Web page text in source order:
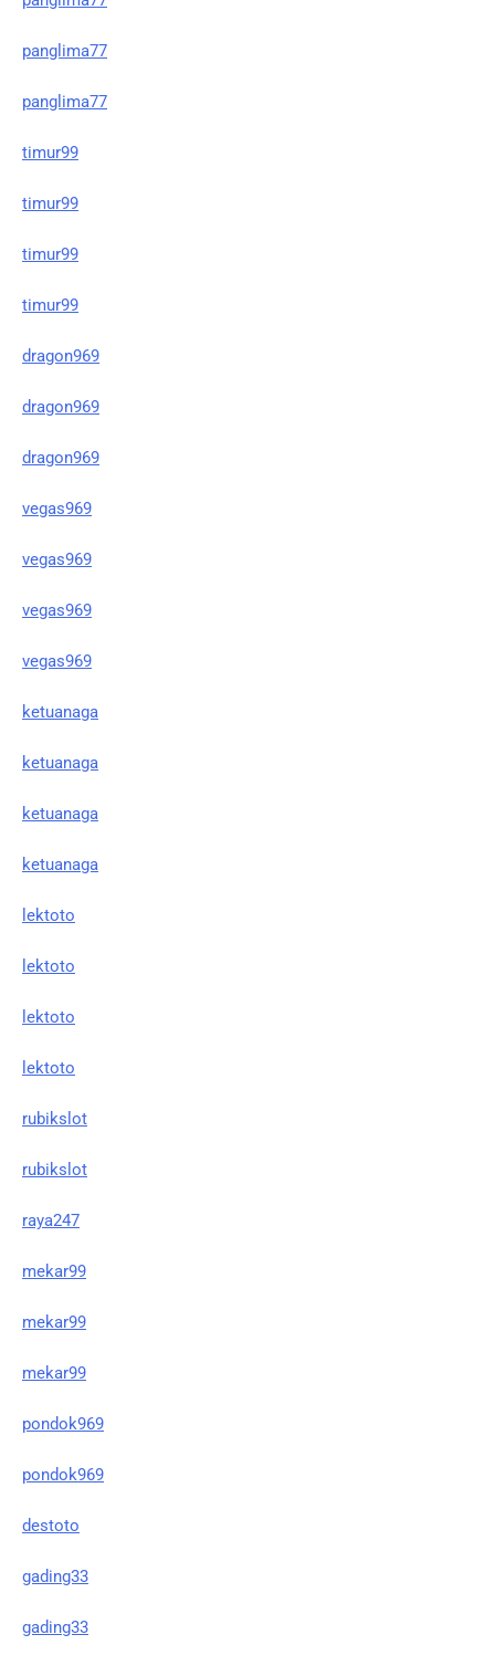
panglima77
panglima77
timur99
timur99
timur99
timur99
dragon969
dragon969
dragon969
vegas969
vegas969
vegas969
vegas969
ketuanaga
ketuanaga
ketuanaga
ketuanaga
lektoto
lektoto
lektoto
lektoto
rubikslot
rubikslot
raya247
mekar99
mekar99
mekar99
pondok969
pondok969
destoto
gading33
gading33